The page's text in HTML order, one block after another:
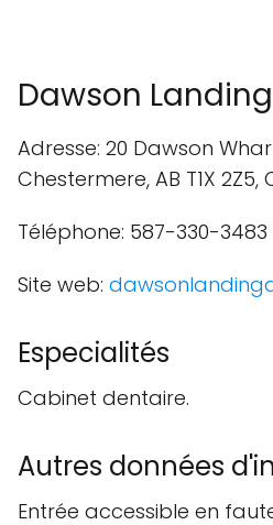
Dawson
Adresse: 20 Dawson
Chestermere, AB T1X
Téléphone: 587-330-3483
Site web:
Especialités
Cabinet dentaire.
Autres données
Entrée accessible en